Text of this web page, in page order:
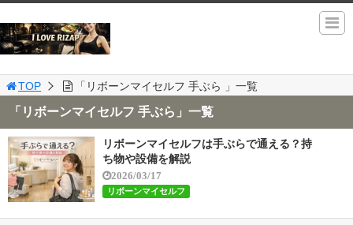
TOP 「リボーンマイセルフ 手ぶら 」一覧
「リボーンマイセルフ 手ぶら」一覧
リボーンマイセルフは手ぶらで通える？持
ち物や設備を解説
2026/03/17
リボーンマイセルフ